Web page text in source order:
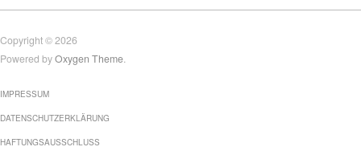
Copyright © 2026
Powered byOxygen Theme.
IMPRESSUM
DATENSCHUTZERKLÄRUNG
HAFTUNGSAUSSCHLUSS